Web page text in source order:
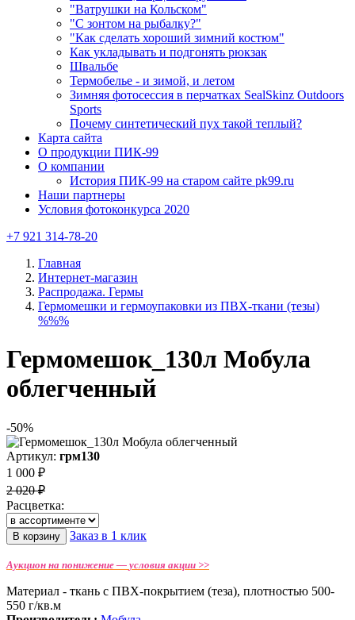
"Ватрушки на Кольском"
"С зонтом на рыбалку?"
"Как сделать хороший зимний костюм"
Как укладывать и подгонять рюкзак
Швальбе
Термобелье - и зимой, и летом
Зимняя фотосессия в перчатках SealSkinz Outdoors
Sports
Почему синтетический пух такой теплый?
Карта сайта
О продукции ПИК-99
О компании
История ПИК-99 на старом сайте pk99.ru
Наши партнеры
Условия фотоконкурса 2020
+7 921 314-78-20
Главная
Интернет-магазин
Распродажа. Гермы
Гермомешки и гермоупаковки из ПВХ-ткани (тезы)
%%%
Гермомешок_130л Мобула
облегченный
-50%
Артикул: грм130
1 000 ₽
2 020 ₽
Расцветка:
В корзину Заказ в 1 клик
Аукцион на понижение — условия акции >>
Материал - ткань с ПВХ-покрытием (теза), плотностью 500-
550 г/кв.м